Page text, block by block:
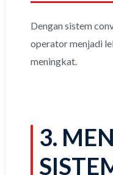
Dengan sistem
operator menjadi
meningkat.
3.